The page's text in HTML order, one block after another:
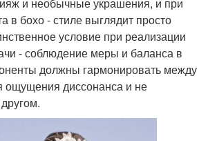
в бохо - стиле выглядит просто
условие при реализации
- соблюдение меры и баланса в
должны гармонировать между
ощущения диссонанса и не